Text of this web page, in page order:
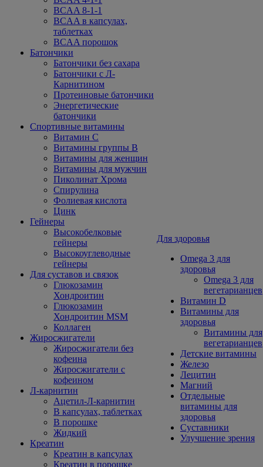
BCAA 8-1-1
BCAA в капсулах,
таблетках
BCAA порошок
Батончики
Батончики без сахара
Батончики с Л-
Карнитином
Протеиновые батончики
Энергетические
батончики
Спортивные витамины
Витамин С
Витамины группы В
Витамины для женщин
Витамины для мужчин
Пиколинат Хрома
Спирулина
Фолиевая кислота
Цинк
Гейнеры
Высокобелковые
гейнеры
Высокоуглеводные
гейнеры
Для суставов и связок
Глюкозамин
Хондроитин
Глюкозамин
Хондроитин MSM
Коллаген
Жиросжигатели
Жиросжигатели без
кофеина
Жиросжигатели с
кофеином
Л-карнитин
Ацетил-Л-карнитин
В капсулах, таблетках
В порошке
Жидкий
Креатин
Креатин в капсулах
Креатин в порошке
Для здоровья
Omega 3 для
здоровья
Omega 3 для
вегетарианцев
Витамин D
Витамины для
здоровья
Витамины для
вегетарианцев
Детские витамины
Железо
Лецитин
Магний
Отдельные
витамины для
здоровья
Суставники
Улучшение зрения